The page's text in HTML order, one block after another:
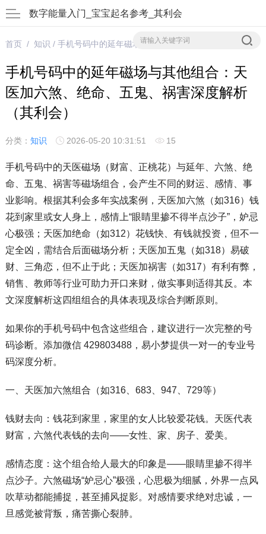
数字能量入门_宝宝起名参考_其利会
首页/ 知识 / 手机号码中的延年磁场与其他组合：天医加六煞、绝命、五鬼、祸害深度解析（其利会）
手机号码中的延年磁场与其他组合：天
医加六煞、绝命、五鬼、祸害深度解析
（其利会）
分类： 知识 2026-05-20 10:31:51 15
手机号码中的天医磁场（财富、正桃花）与延年、六煞、绝
命、五鬼、祸害等磁场组合，会产生不同的财运、感情、事
业影响。根据其利会多年实战案例，天医加六煞（如316）钱
花到家里或女人身上，感情上“眼睛里掺不得半点沙子”，妒忌
心极强；天医加绝命（如312）花钱快、有钱就投资，但不一
定全凶，需结合后面磁场分析；天医加五鬼（如318）易破
财、三角恋，但不止于此；天医加祸害（如317）有利有弊，
销售、教师等行业可助力开口来财，做实事则适得其反。本
文深度解析这四组组合的具体表现及综合判断原则。
如果你的手机号码中包含这些组合，建议进行一次完整的号
码诊断。添加微信 429803488，易小梦提供一对一的专业号
码深度分析。
一、天医加六煞组合（如316、683、947、729等）
钱财去向：钱花到家里，家里的女人比较爱花钱。天医代表
财富，六煞代表钱的去向——女性、家、房子、爱美。
感情态度：这个组合给人最大的印象是——眼睛里掺不得半
点沙子。六煞磁场“妒忌心”极强，心思极为细腻，外界一点风
吹草动都能捕捉，甚至捕风捉影。对感情要求绝对忠诚，一
旦感觉被背叛，痛苦撕心裂肺。